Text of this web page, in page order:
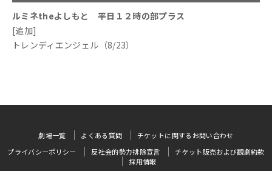
ルミネtheよしもと 平日１２時の部プラス
[追加]
トレンディエンジェル（8/23）
劇場一覧 よくある質問
チケットに関するお問い合わせ
プライバシーポリシー
反社会的勢力排除宣言
チケット販売および観劇約款
採用情報